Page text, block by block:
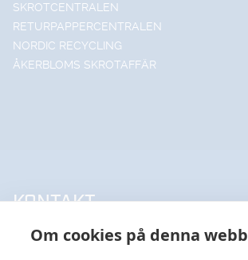
Om cookies på denna
SKROTCENTRALEN
RETURPAPPERCENTRALEN
NORDIC RECYCLING
ÅKERBLOMS SKROTAFFÄR
KONTAKT
UPPSALA HANDELSSTÅL AB